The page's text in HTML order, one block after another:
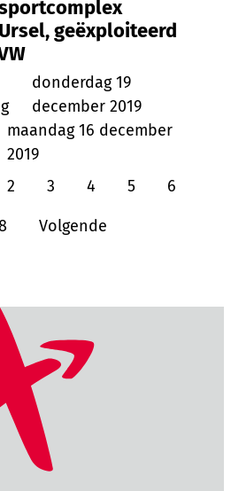
geëxploiteerd
donderdag 19
december 2019
maandag 16 december
2019
2 3 4 5 6
Volgende